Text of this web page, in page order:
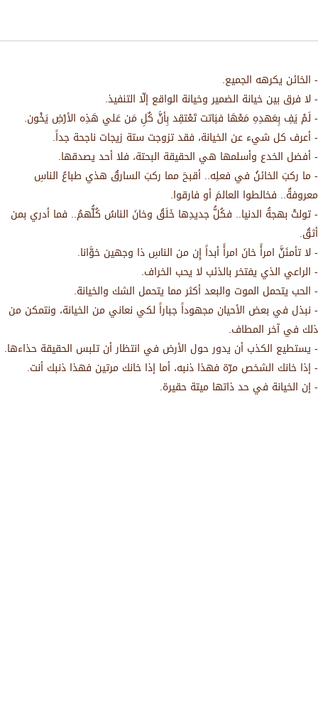
- الخائن يكرهه الجميع.
- لا فرق بين خيانة الضمير وخيانة الواقع إلّا التنفيذ.
- لَمْ يَفِ بِعَهدِهِ مَعْهَا فبَاتت تَعْتقِد بِأنَّ كٌلِ مَن عَلي هَذِه الأرْضِ يَخْون.
- أعرف كل شيء عن الخيانة، فقد تزوجت ستة زيجات ناجحة جداً.
- أفضل الخدع وأسلمها هي الحقيقة البحتة، فلا أحد يصدقها.
- ما ركبَ الخائنُ في فعلِه.. أقبحَ مما ركبَ السارقُ هذي طباعُ الناسِ
معروفةٌ.. فخالطوا العالمَ أو فارقوا.
- تولتْ بهجةُ الدنيا.. فكُلُّ جديدِها خَلَقُ وخانَ الناسُ كُلُّهمُ.. فما أدري بمن
أثقُ.
- لا تأمنَنَّ امرأً خانَ امرأً أبداً إِن من الناسِ ذا وجهين خوَّانا.
- الراعي الذي يفتخر بالذئب لا يحب الخراف.
- الحب يتحمل الموت والبعد أكثر مما يتحمل الشك والخيانة.
- نبذل في بعض الأحيان مجهوداً جباراً لكي نعاني من الخيانة، ونتمكن من
ذلك في آخر المطاف.
- يستطيع الكذب أن يدور حول الأرض في انتظار أن تلبس الحقيقة حذاءها.
- إذا خانك الشخص مرّة فهذا ذنبه، أما إذا خانك مرتين فهذا ذنبك أنت.
- إن الخيانة في حد ذاتها ميتة حقيرة.